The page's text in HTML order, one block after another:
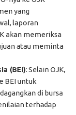
yang
laporan
akan memeriksa
atau meminta
(BEI): Selain OJK,
BEI untuk
di bursa
terhadap